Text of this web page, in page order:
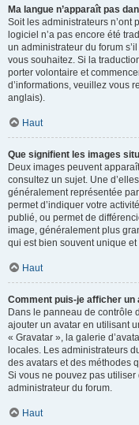
Ma langue n’apparaît pas
Soit les administrateurs n’ont
logiciel n’a pas encore été
un administrateur du forum
vous souhaitez. Si la
porter volontaire et
d’informations, veuillez vous
anglais).
Haut
Que signifient les images
Deux images peuvent
consultez un sujet. Une
généralement représentée
permet d’indiquer votre
publié, ou permet de
image, généralement plus
qui est bien souvent unique
Haut
Comment puis-je afficher un
Dans le panneau de contrôle
ajouter un avatar en utilisant
« Gravatar », la galerie
locales. Les administrateurs
des avatars et des méthodes
Si vous ne pouvez pas utiliser
administrateur du forum.
Haut